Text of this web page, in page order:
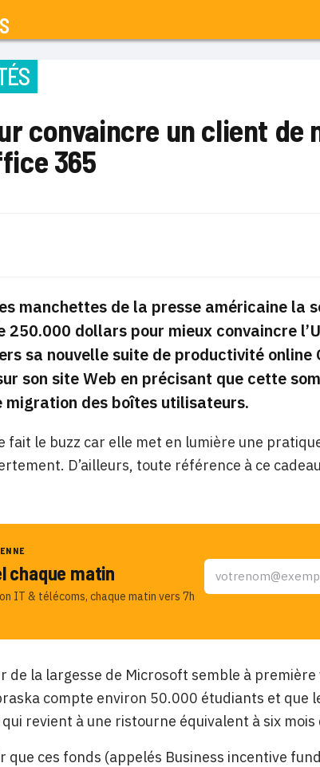
convaincre un client de
365
manchettes de la presse américaine la
250.000 dollars pour mieux convaincre
sa nouvelle suite de productivité online
son site Web en précisant que cette
migration des boîtes utilisateurs.
fait le buzz car elle met en lumière une
D’ailleurs, toute référence à ce
chaque matin
IT & télécoms, chaque matin vers 7h
de la largesse de Microsoft semble à
compte environ 50.000 étudiants et que
revient à une ristourne équivalent à six
ces fonds (appelés Business incentive